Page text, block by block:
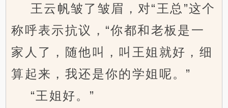
王云帆皱了皱眉，对“王总”这个
称呼表示抗议，“你都和老板是一
家人了，随他叫，叫王姐就好，细
算起来，我还是你的学姐呢。”
“王姐好。”